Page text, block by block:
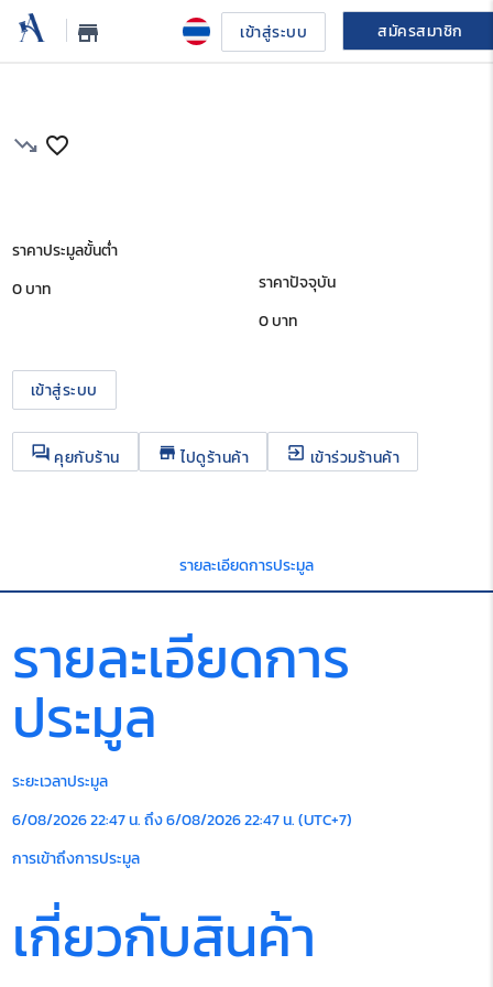
store_mall_directory เข้าสู่ระบบ สมัครสมาชิก
trending_down favorite_border
ราคาประมูลขั้นต่ำ
0 บาท
ราคาปัจจุบัน
0บาท
เข้าสู่ระบบ
question_answer คุยกับร้าน store ไปดูร้านค้า exit_to_app เข้าร่วมร้านค้า
รายละเอียดการประมูล
รายละเอียดการ
ประมูล
ระยะเวลาประมูล
6/08/2026 22:47 น. ถึง 6/08/2026 22:47 น. (UTC+7)
การเข้าถึงการประมูล
เกี่ยวกับสินค้า